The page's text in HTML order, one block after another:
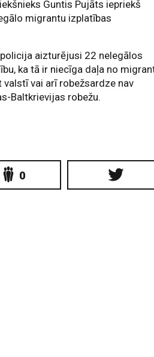
Guntis Pujāts iepriekš
migrantu izplatības
aizturējusi 22 nelegālos
ka tā ir niecīga daļa no
vai arī robežsardze nav
Baltkrievijas robežu.
0